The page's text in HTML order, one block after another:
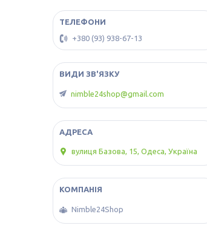
+380 (93) 938-67-13
nimble24shop@gmail.com
вулиця Базова, 15, Одеса, Україна
Nimble24Shop